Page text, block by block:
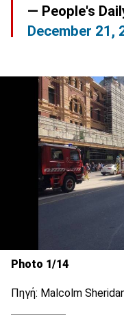
— People's
December 21,
Photo 1/14
Πηγή: Malcolm